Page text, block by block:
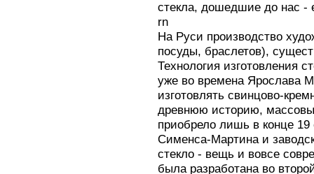
стекла, дошедшие до нас -
rn
На Руси производство
посуды, браслетов),
Технология изготовления
уже во времена Ярослава
изготовлять свинцово-
древнюю историю,
приобрело лишь в конце 19
Сименса-Мартина и
стекло - вещь и вовсе
была разработана во